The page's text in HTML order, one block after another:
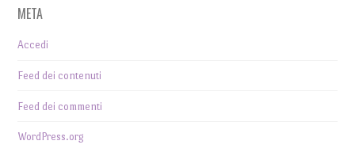
META
Accedi
Feed dei contenuti
Feed dei commenti
WordPress.org